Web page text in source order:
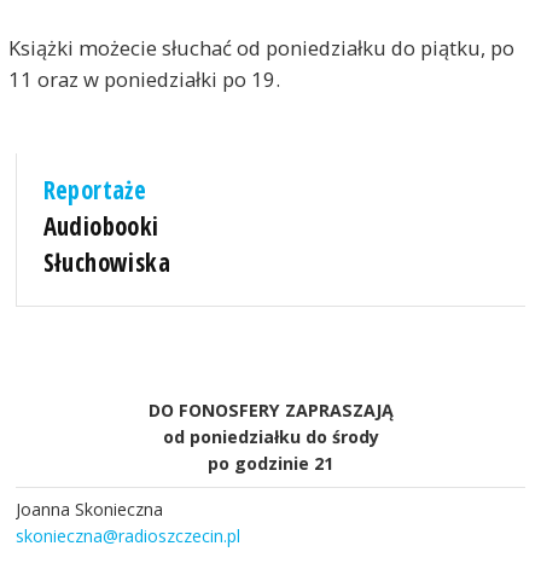
Książki możecie słuchać od poniedziałku do piątku, po
11 oraz w poniedziałki po 19.
Reportaże
Audiobooki
Słuchowiska
DO FONOSFERY ZAPRASZAJĄ
od poniedziałku do środy
po godzinie 21
Joanna Skonieczna
skonieczna@radioszczecin.pl